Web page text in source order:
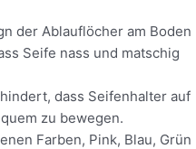
der Ablauflöcher am Boden
Seife nass und matschig
dass Seifenhalter auf
zu bewegen.
Farben, Pink, Blau, Grün